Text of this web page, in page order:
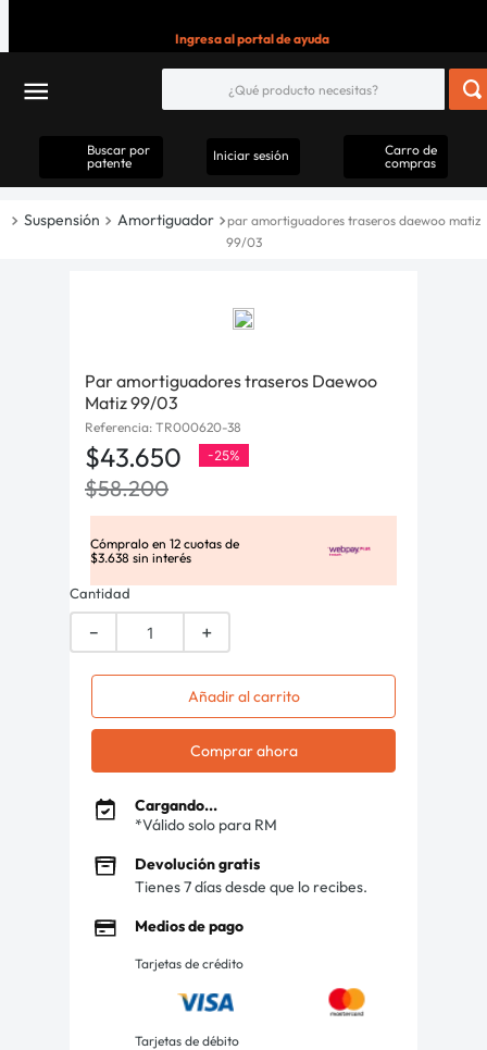
Ingresa al portal de ayuda
Buscar por
patente
Iniciar sesión
Carro de
compras
Suspensión Amortiguador
par amortiguadores traseros daewoo matiz
99/03
Par amortiguadores traseros Daewoo
Matiz 99/03
Referencia: TR000620-38
$43.650 -25%
$58.200
Cómpralo en 12 cuotas de
$3.638 sin interés
Cantidad
＋
－
Añadir al carrito
Comprar ahora
Cargando...
*Válido solo para RM
Devolución gratis
Tienes 7 días desde que lo recibes.
Medios de pago
Tarjetas de crédito
Tarjetas de débito